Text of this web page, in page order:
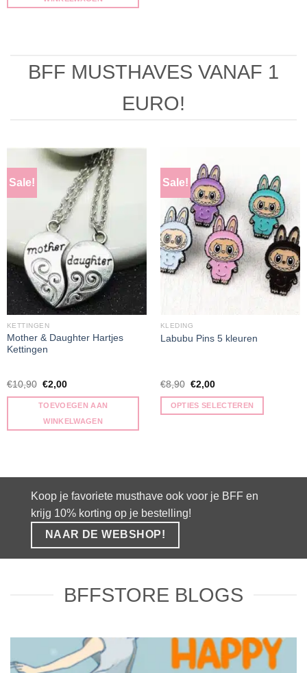
BFF MUSTHAVES VANAF 1
EURO!
Sale!
KETTINGEN
Mother & Daughter Hartjes
Kettingen
€10,90 €2,00
TOEVOEGEN AAN
WINKELWAGEN
Sale!
KLEDING
Labubu Pins 5 kleuren
€8,90 €2,00
OPTIES SELECTEREN
Koop je favoriete musthave ook voor je BFF en
krijg 10% korting op je bestelling!
NAAR DE WEBSHOP!
BFFSTORE BLOGS